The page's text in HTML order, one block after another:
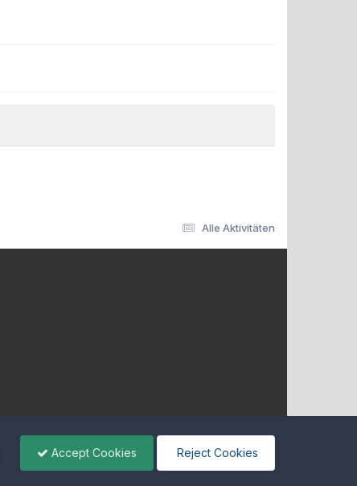
Alle Aktivitäten
Accept Cookies Reject Cookies